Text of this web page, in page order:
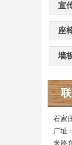
宣
座
墙
石家
厂址
米路